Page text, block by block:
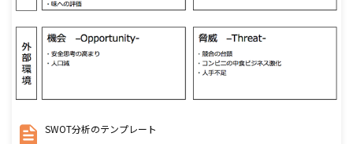
SWOT分析のテンプレート